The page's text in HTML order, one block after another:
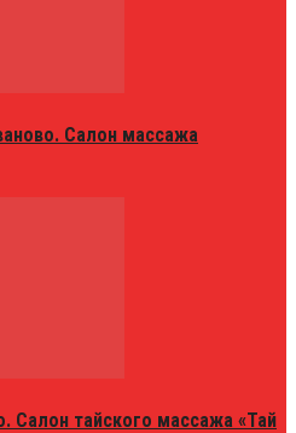
Салон массажа
Салон тайского массажа «Тай